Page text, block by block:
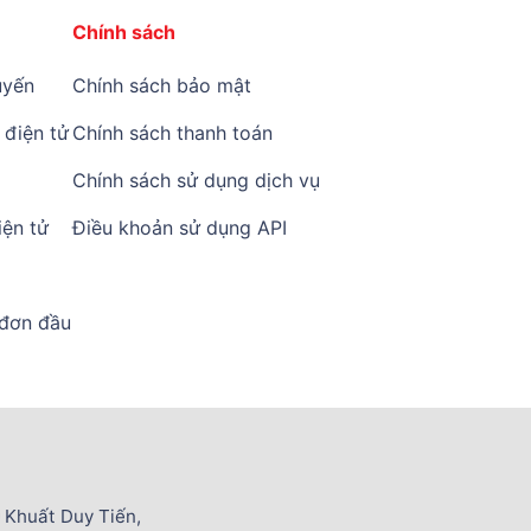
điện tử
tử
đầu
Chính sách
Chính sách bảo mật
Chính sách thanh toán
Chính sách sử dụng dịch vụ
Điều khoản sử dụng API
Duy Tiến,